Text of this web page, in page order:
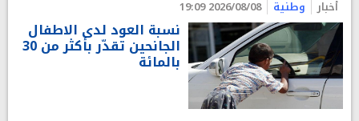
أخبار وطنية 2026/08/08 19:09
نسبة العود لدى الاطفال
الجانحين تقدّر بأكثر من 30
بالمائة